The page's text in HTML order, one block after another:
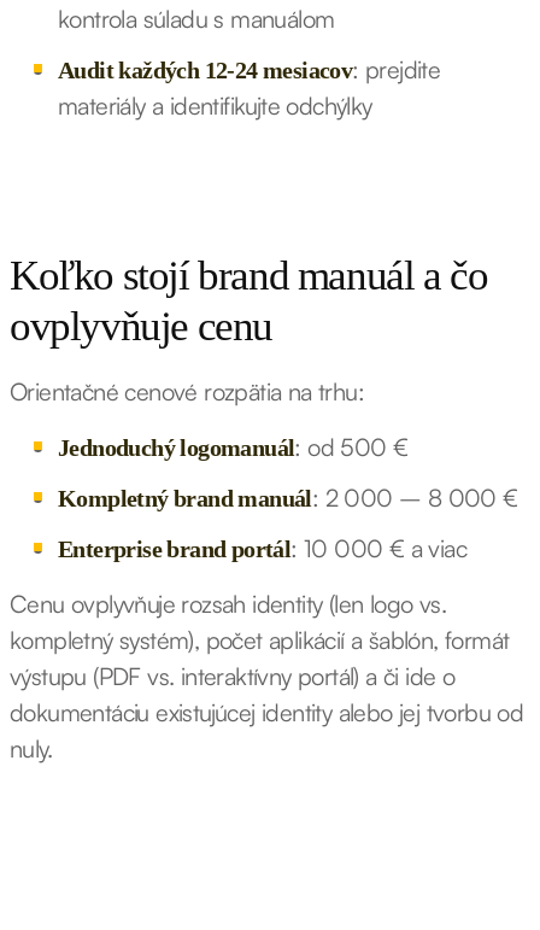
kontrola súladu s manuálom
Audit každých 12-24 mesiacov: prejdite
materiály a identifikujte odchýlky
Koľko stojí brand manuál a čo
ovplyvňuje cenu
Orientačné cenové rozpätia na trhu:
Jednoduchý logomanuál: od 500 €
Kompletný brand manuál: 2 000 – 8 000 €
Enterprise brand portál: 10 000 € a viac
Cenu ovplyvňuje rozsah identity (len logo vs.
kompletný systém), počet aplikácií a šablón, formát
výstupu (PDF vs. interaktívny portál) a či ide o
dokumentáciu existujúcej identity alebo jej tvorbu od
nuly.